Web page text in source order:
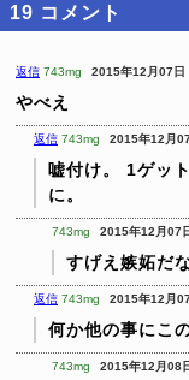
19 コメント
返信 743mg 2015年12月07日
やべえ
返信 743mg 2015年12月
嘘付け。
1ゲッ
に。
743mg 2015年12月07
すげえ嫉妬だ
返信 743mg 2015年12月
何か他の事にこ
743mg 2015年12月08